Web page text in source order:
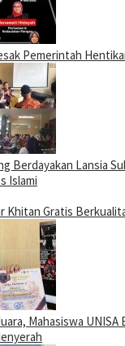
Pemerintah
Berdayakan Lansia
Islami
Khitan Gratis
Mahasiswa